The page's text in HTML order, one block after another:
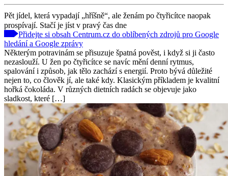
Pět jídel, která vypadají „hříšně“, ale ženám po čtyřicítce naopak
prospívají. Stačí je jíst v pravý čas dne
Přidejte si obsah Centrum.cz do oblíbených zdrojů pro Google
hledání a Google zprávy
Některým potravinám se přisuzuje špatná pověst, i když si ji často
nezaslouží. U žen po čtyřicítce se navíc mění denní rytmus,
spalování i způsob, jak tělo zachází s energií. Proto bývá důležité
nejen to, co člověk jí, ale také kdy. Klasickým příkladem je kvalitní
hořká čokoláda. V různých dietních radách se objevuje jako
sladkost, které […]